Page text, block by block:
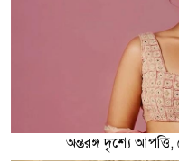
অন্তরঙ্গ দৃশ্যে